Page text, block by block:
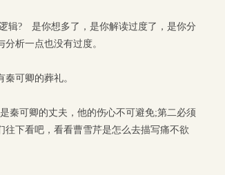
辑? 是你想多了，是你解读过度了，是你分
析一点也没有过度。
可卿的葬礼。
秦可卿的丈夫，他的伤心不可避免;第二必须
下看吧，看看曹雪芹是怎么去描写痛不欲